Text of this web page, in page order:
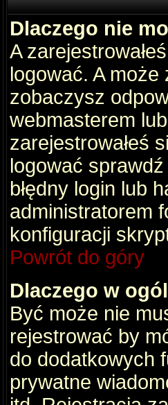
Dlaczego nie
A
logować. A może
zobaczysz
webmasterem
zarejestrowałeś
logować
błędny login lub
administratorem
konfiguracji
Powrót do góry
Dlaczego w
Być może nie
rejestrować by
do dodatkowych
prywatne